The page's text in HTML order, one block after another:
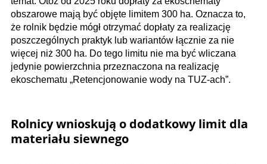
obszarowe mają być objęte limitem 300 ha. Oznacza to,
że rolnik będzie mógł otrzymać dopłaty za realizację
poszczególnych praktyk lub wariantów łącznie za nie
więcej niż 300 ha. Do tego limitu nie ma być wliczana
jedynie powierzchnia przeznaczona na realizację
ekoschematu „Retencjonowanie wody na TUZ-ach”.
Rolnicy wnioskują o dodatkowy limit dla
materiału siewnego